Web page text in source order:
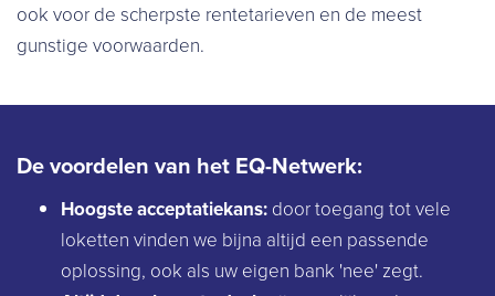
ook voor de scherpste rentetarieven en de meest
gunstige voorwaarden.
De voordelen van het EQ-Netwerk:
Hoogste acceptatiekans: door toegang tot vele
loketten vinden we bijna altijd een passende
oplossing, ook als uw eigen bank 'nee' zegt.